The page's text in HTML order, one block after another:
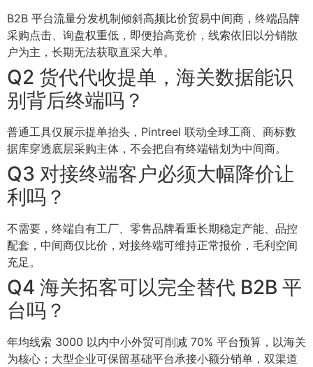
B2B 平台流量分发机制倾斜高频比价贸易中间商，终端品牌
采购点击、询盘权重低，即便抬高竞价，线索依旧以分销散
户为主，长期无法获取直采大单。
Q2 货代代收提单，海关数据能识
别背后终端吗？
普通工具仅展示提单抬头，Pintreel 联动全球工商、商标数
据库穿透底层采购主体，不会把自有终端错划为中间商。
Q3 对接终端客户必须大幅降价让
利吗？
不需要，终端自有工厂、零售品牌看重长期稳定产能、品控
配套，中间商仅比价，对接终端可维持正常报价，毛利空间
充足。
Q4 海关拓客可以完全替代 B2B 平
台吗？
年均线索 3000 以内中小外贸可削减 70% 平台预算，以海关
为核心；大型企业可保留基础平台承接小额分销单，双渠道